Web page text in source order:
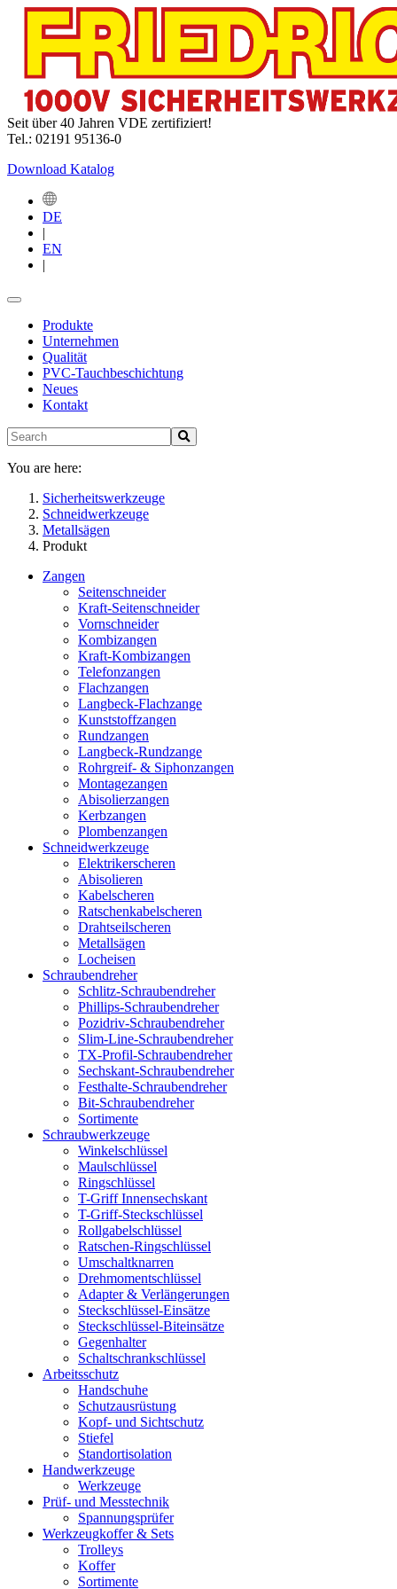
Seit über 40 Jahren VDE zertifiziert!
Tel.: 02191 95136-0
Download Katalog
DE
|
EN
|
Produkte
Unternehmen
Qualität
PVC-Tauchbeschichtung
Neues
Kontakt
You are here:
Sicherheitswerkzeuge
Schneidwerkzeuge
Metallsägen
Produkt
Zangen
Seitenschneider
Kraft-Seitenschneider
Vornschneider
Kombizangen
Kraft-Kombizangen
Telefonzangen
Flachzangen
Langbeck-Flachzange
Kunststoffzangen
Rundzangen
Langbeck-Rundzange
Rohrgreif- & Siphonzangen
Montagezangen
Abisolierzangen
Kerbzangen
Plombenzangen
Schneidwerkzeuge
Elektrikerscheren
Abisolieren
Kabelscheren
Ratschenkabelscheren
Drahtseilscheren
Metallsägen
Locheisen
Schraubendreher
Schlitz-Schraubendreher
Phillips-Schraubendreher
Pozidriv-Schraubendreher
Slim-Line-Schraubendreher
TX-Profil-Schraubendreher
Sechskant-Schraubendreher
Festhalte-Schraubendreher
Bit-Schraubendreher
Sortimente
Schraubwerkzeuge
Winkelschlüssel
Maulschlüssel
Ringschlüssel
T-Griff Innensechskant
T-Griff-Steckschlüssel
Rollgabelschlüssel
Ratschen-Ringschlüssel
Umschaltknarren
Drehmomentschlüssel
Adapter & Verlängerungen
Steckschlüssel-Einsätze
Steckschlüssel-Biteinsätze
Gegenhalter
Schaltschrankschlüssel
Arbeitsschutz
Handschuhe
Schutzausrüstung
Kopf- und Sichtschutz
Stiefel
Standortisolation
Handwerkzeuge
Werkzeuge
Prüf- und Messtechnik
Spannungsprüfer
Werkzeugkoffer & Sets
Trolleys
Koffer
Sortimente